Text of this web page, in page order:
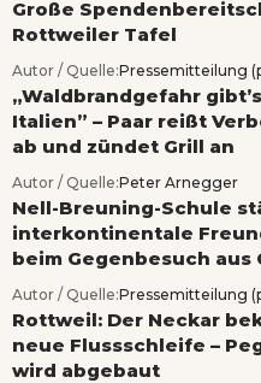
Große
Rottweiler Tafel
Autor / Quelle:Pressemitteilung
„Waldbrandgefahr
Italien” – Paar reißt
ab und zündet Grill an
Autor / Quelle:Peter Arnegger
Nell-Breuning-Schule
interkontinentale
beim Gegenbesuch aus
Autor / Quelle:Pressemitteilung
Rottweil: Der Neckar
neue Flussschleife –
wird abgebaut